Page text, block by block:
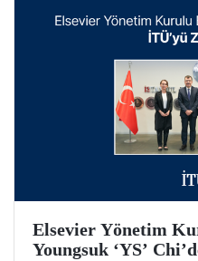
Elsevier Yönetim
Youngsuk ‘YS’